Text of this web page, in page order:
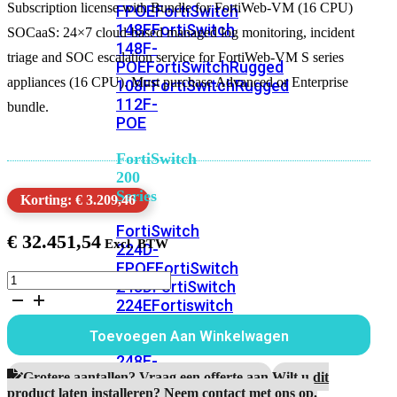
FPOEFortiSwitch
148FFortiSwitch
148F-
POEFortiSwitchRugged
108FFortiSwitchRugged
112F-
POE
FortiSwitch
200
Series
FortiSwitch
224D-
FPOEFortiSwitch
248DFortiSwitch
224EFortiswitch
POEFortiSwitch
248E-
POEFortiSwitch
Subscription license with Bundle for FortiWeb-VM (16 CPU)
SOCaaS: 24×7 cloud-based managed log monitoring, incident
triage and SOC escalation service for FortiWeb-VM S series
appliances (16 CPU). Must purchase Advanced or Enterprise
bundle.
Korting: € 3.209,46
€ 32.451,54
FortiWeb-
VM
Subscription
(16
CPU)
1
Jaar
SOCaaS
Toevoegen Aan Winkelwagen
Grotere aantallen? Vraag een offerte aan.Wilt u dit
product laten installeren? Neem contact met ons op.